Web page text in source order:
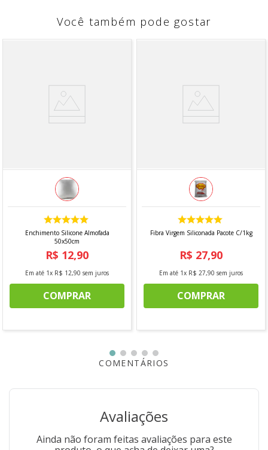
43CM X 43CM
Imagens meramente ilustrativas!
As cores e detalhes podem variar entre as imagens
Você também pode gostar
Enchimento Silicone Almofada
50x50cm
R$ 12,90
Em até 1x R$ 12,90 sem juros
COMPRAR
Fibra Virgem Siliconada Pacote C/1kg
R$ 27,90
Em até 1x R$ 27,90 sem juros
COMPRAR
COMENTÁRIOS
Avaliações
Ainda não foram feitas avaliações para este